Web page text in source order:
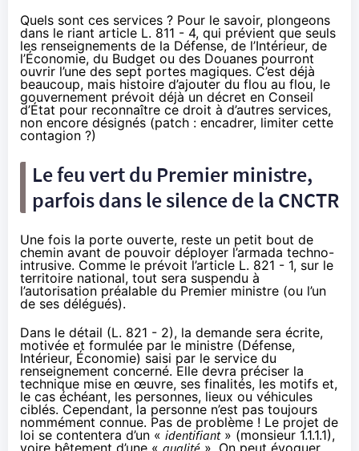
Quels sont ces services ? Pour le savoir, plongeons
dans le riant article L. 811 - 4, qui prévient que seuls
les renseignements de la Défense, de l’Intérieur, de
l’Économie, du Budget ou des Douanes pourront
ouvrir l’une des sept portes magiques. C’est déjà
beaucoup, mais histoire d’ajouter du flou au flou, le
gouvernement prévoit déjà un décret en Conseil
d’État pour reconnaître ce droit à d’autres services,
non encore désignés (patch : encadrer, limiter cette
contagion ?)
Le feu vert du Premier ministre,
parfois dans le silence de la CNCTR
Une fois la porte ouverte, reste un petit bout de
chemin avant de pouvoir déployer l’armada techno-
intrusive. Comme le prévoit l’article L. 821 - 1, sur le
territoire national, tout sera suspendu à
l’autorisation préalable du Premier ministre (ou l’un
de ses délégués).
Dans le détail (L. 821 - 2), la demande sera écrite,
motivée et formulée par le ministre (Défense,
Intérieur, Économie) saisi par le service du
renseignement concerné. Elle devra préciser la
technique mise en œuvre, ses finalités, les motifs et,
le cas échéant, les personnes, lieux ou véhicules
ciblés. Cependant, la personne n’est pas toujours
nommément connue. Pas de problème ! Le projet de
loi se contentera d’un « identifiant» (monsieur 1.1.1.1),
voire bêtement d’une « qualité ». On peut évoquer